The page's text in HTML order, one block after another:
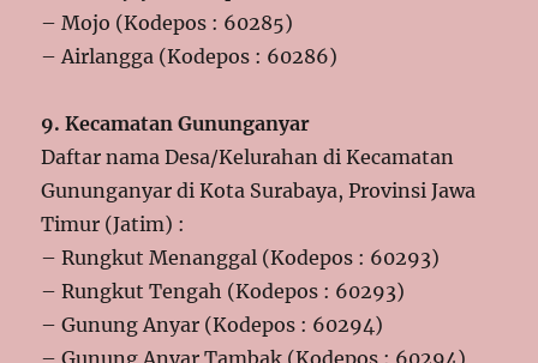
– Mojo (Kodepos : 60285)
– Airlangga (Kodepos : 60286)
9. Kecamatan Gununganyar
Daftar nama Desa/Kelurahan di Kecamatan
Gununganyar di Kota Surabaya, Provinsi Jawa
Timur (Jatim) :
– Rungkut Menanggal (Kodepos : 60293)
– Rungkut Tengah (Kodepos : 60293)
– Gunung Anyar (Kodepos : 60294)
– Gunung Anyar Tambak (Kodepos : 60294)